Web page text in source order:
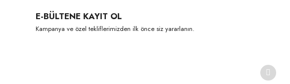
E-BÜLTENE KAYIT OL
Kampanya ve özel tekliflerimizden ilk önce siz yararlanın.